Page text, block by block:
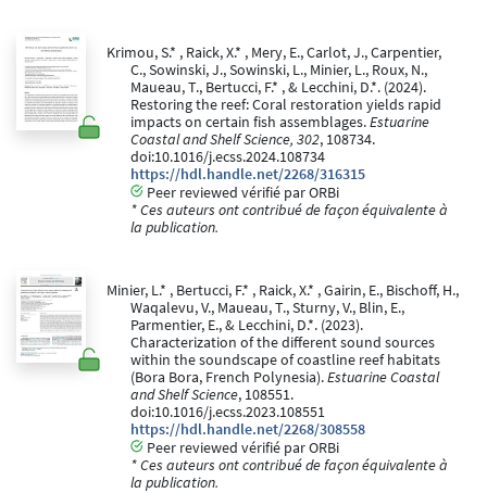
Krimou, S.* , Raick, X.* , Mery, E., Carlot, J., Carpentier,
C., Sowinski, J., Sowinski, L., Minier, L., Roux, N.,
Maueau, T., Bertucci, F.* , & Lecchini, D.*. (2024).
Restoring the reef: Coral restoration yields rapid
impacts on certain fish assemblages.Estuarine
Coastal and Shelf Science, 302, 108734.
doi:10.1016/j.ecss.2024.108734
https://hdl.handle.net/2268/316315
Peer reviewed vérifié par ORBi
* Ces auteurs ont contribué de façon équivalente à
la publication.
Minier, L.* , Bertucci, F.* , Raick, X.* , Gairin, E., Bischoff, H.,
Waqalevu, V., Maueau, T., Sturny, V., Blin, E.,
Parmentier, E., & Lecchini, D.*. (2023).
Characterization of the different sound sources
within the soundscape of coastline reef habitats
(Bora Bora, French Polynesia).Estuarine Coastal
and Shelf Science, 108551.
doi:10.1016/j.ecss.2023.108551
https://hdl.handle.net/2268/308558
Peer reviewed vérifié par ORBi
* Ces auteurs ont contribué de façon équivalente à
la publication.